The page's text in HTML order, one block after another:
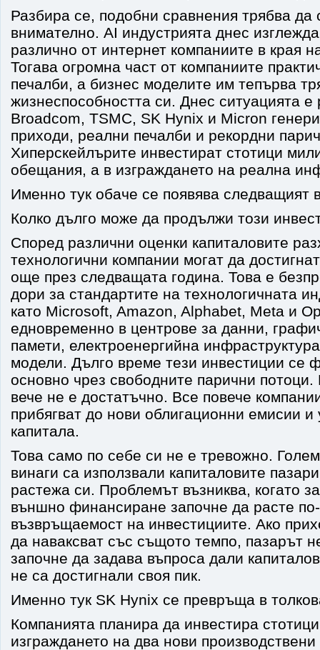
Разбира се, подобни сравнения трябва да
внимателно. AI индустрията днес
различно от интернет компаниите в края
Тогава огромна част от компаниите
печалби, а бизнес моделите им тепърва
жизнеспособността си. Днес ситуацията
Broadcom, TSMC, SK Hynix и Micron
приходи, реални печалби и рекордни
Хиперскейлърите инвестират стотици
обещания, а в изграждането на реална
Именно тук обаче се появява следващият
Колко дълго може да продължи този
Според различни оценки капиталовите
технологични компании могат да
още през следващата година. Това е
дори за стандартите на технологичната
като Microsoft, Amazon, Alphabet, Meta и
едновременно в центрове за данни,
памети, електроенергийна
модели. Дълго време тези инвестиции се
основно чрез свободните парични
вече не е достатъчно. Все повече
прибягват до нови облигационни емисии и
капитала.
Това само по себе си не е тревожно.
винаги са използвали капиталовите
растежа си. Проблемът възниква, когато
външно финансиране започне да расте
възвръщаемост на инвестициите. Ако
да наваксват със същото темпо, пазарът
започне да задава въпроса дали
не са достигнали своя пик.
Именно тук SK Hynix се превръща в
Компанията планира да инвестира
изграждането на два нови